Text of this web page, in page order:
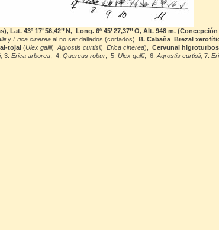
43º 17’ 56,42’’ N, Long. 6º 45’ 27,37’’ O, Alt. 948 m. (Concepción
y Erica cinerea al no ser dallados (cortados). B. Cabaña Brezal
tojal (Ulex gallii, Agrostis curtisii, Erica cinerea), Cervunal
3. Erica arborea 4. Quercus robur 5. Ulex gallii, 6. Agrostis curtisii, 7.